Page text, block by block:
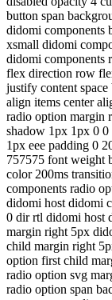
button span
didomi components
xsmall didomi
didomi components
flex direction row
justify content
align items center
radio option margin
shadow 1px 1px 0
1px eee padding 0
757575 font weight
color 200ms
components radio
didomi host didomi
0 dir rtl didomi host
margin right 5px
child margin right
option first child
radio option svg
radio option span